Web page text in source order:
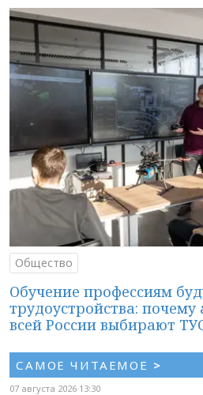
Общество
Обучение профессиям
трудоустройства:
всей России выбирают
САМОЕ ЧИТАЕМОЕ >
07 августа 2026 13:30